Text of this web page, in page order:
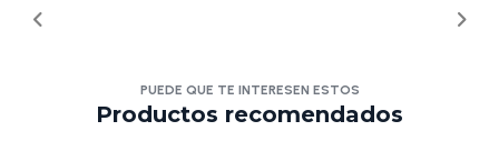
PUEDE QUE TE INTERESEN ESTOS
Productos recomendados